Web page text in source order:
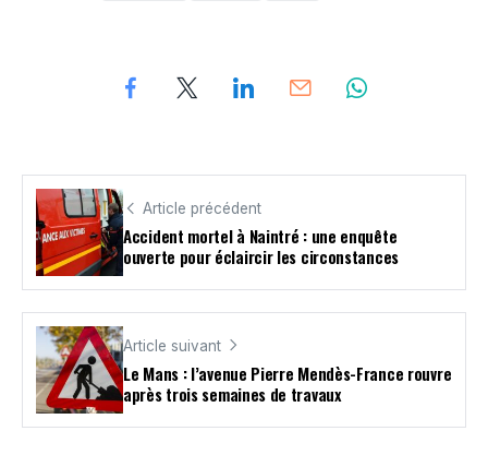
Article précédent
Accident mortel à Naintré : une enquête
ouverte pour éclaircir les circonstances
Article suivant
Le Mans : l’avenue Pierre Mendès-France rouvre
après trois semaines de travaux